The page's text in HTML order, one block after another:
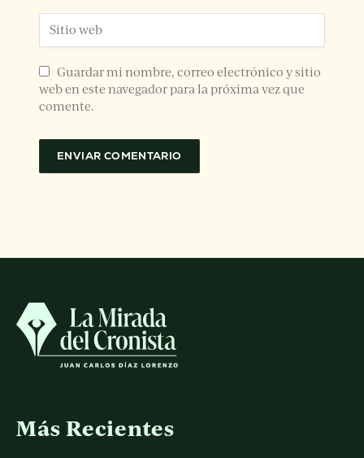
Guardar mi nombre, correo electrónico y sitio
web en este navegador para la próxima vez que
comente.
Más Recientes